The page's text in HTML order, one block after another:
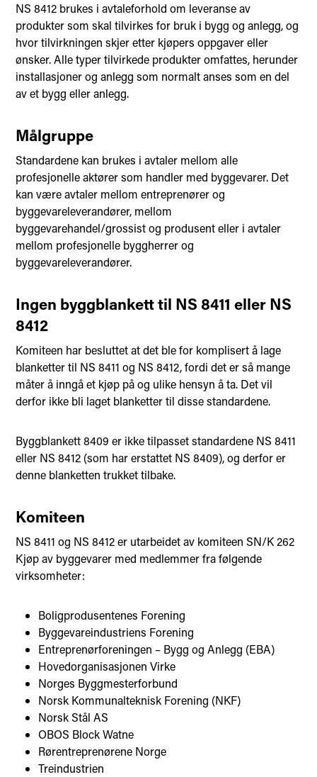
​​NS 8412 brukes i avtaleforhold om leveranse av
produkter som skal tilvirkes for bruk i bygg og anlegg, og
hvor tilvirkningen skjer etter kjøpers oppgaver eller
ønsker. Alle typer tilvirkede produkter omfattes, herunder
installasjoner og anlegg som normalt anses som en del
av et bygg eller anlegg.​
Målgruppe
Standardene kan brukes i avtaler mellom alle
profesjonelle aktører som handler med byggevarer. Det
kan være avtaler mellom entreprenører og
byggevareleverandører, mellom
byggevarehandel/grossist og produsent eller i avtaler
mellom profesjonelle byggherrer og
byggevareleverandører.
Ingen byggblankett til NS 8411 eller NS
8412
Komiteen har besluttet at det ble for komplisert å lage
blanketter til NS 8411 og NS 8412, fordi det er så mange
måter å inngå et kjøp på og ulike hensyn å ta. Det vil
derfor ikke bli laget blanketter til disse standardene.
Byggblankett 8409 er ikke tilpasset standardene NS 8411
eller NS 8412 (som har erstattet NS 8409), og derfor er
denne blanketten trukket tilbake.
Komiteen
NS 8411 og NS 8412 er utarbeidet av komiteen SN/K 262
Kjøp av byggevarer med medlemmer fra følgende
virksomheter:
Boligprodusentenes Forening
Byggevareindustriens Forening
Entreprenørforeningen – Bygg og Anlegg (EBA)
Hovedorganisasjonen Virke
Norges Byggmesterforbund
Norsk Kommunalteknisk Forening (NKF)
Norsk Stål AS
OBOS Block Watne
Rørentreprenørene Norge
Treindustrien